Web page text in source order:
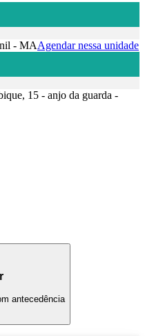
- MAAgendar nessa unidade
15 - anjo da guarda -
antecedência